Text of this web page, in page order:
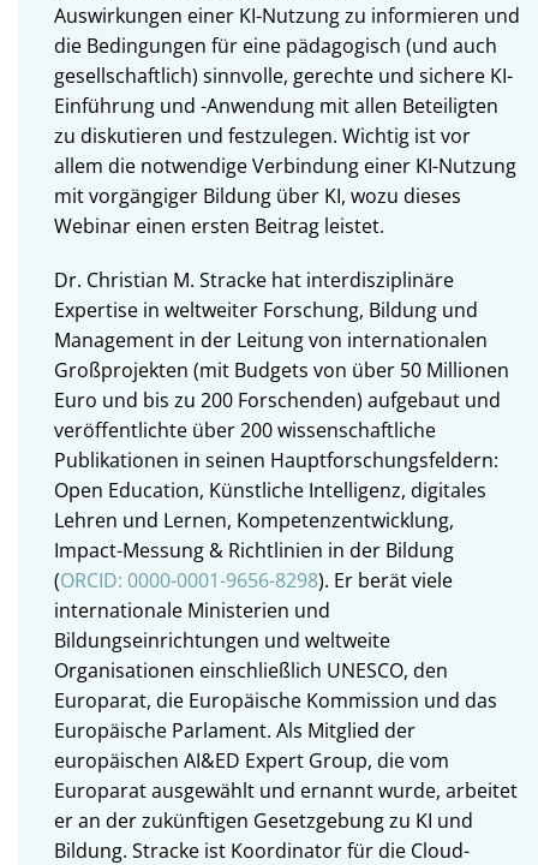
Auswirkungen einer KI-Nutzung zu informieren und
die Bedingungen für eine pädagogisch (und auch
gesellschaftlich) sinnvolle, gerechte und sichere KI-
Einführung und -Anwendung mit allen Beteiligten
zu diskutieren und festzulegen. Wichtig ist vor
allem die notwendige Verbindung einer KI-Nutzung
mit vorgängiger Bildung über KI, wozu dieses
Webinar einen ersten Beitrag leistet.
Dr. Christian M. Stracke hat interdisziplinäre
Expertise in weltweiter Forschung, Bildung und
Management in der Leitung von internationalen
Großprojekten (mit Budgets von über 50 Millionen
Euro und bis zu 200 Forschenden) aufgebaut und
veröffentlichte über 200 wissenschaftliche
Publikationen in seinen Hauptforschungsfeldern:
Open Education, Künstliche Intelligenz, digitales
Lehren und Lernen, Kompetenzentwicklung,
Impact-Messung & Richtlinien in der Bildung
(ORCID: 0000-0001-9656-8298). Er berät viele
internationale Ministerien und
Bildungseinrichtungen und weltweite
Organisationen einschließlich UNESCO, den
Europarat, die Europäische Kommission und das
Europäische Parlament. Als Mitglied der
europäischen AI&ED Expert Group, die vom
Europarat ausgewählt und ernannt wurde, arbeitet
er an der zukünftigen Gesetzgebung zu KI und
Bildung. Stracke ist Koordinator für die Cloud-